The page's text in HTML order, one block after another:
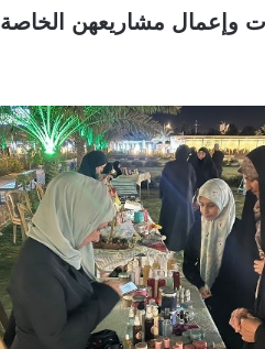
وإعمال مشاريعهن